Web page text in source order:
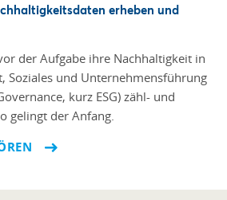
erheben und
der Aufgabe ihre Nach­haltigkeit in
Soziales und Unter­nehmensführung
kurz ESG) zähl- und
gelingt der Anfang.